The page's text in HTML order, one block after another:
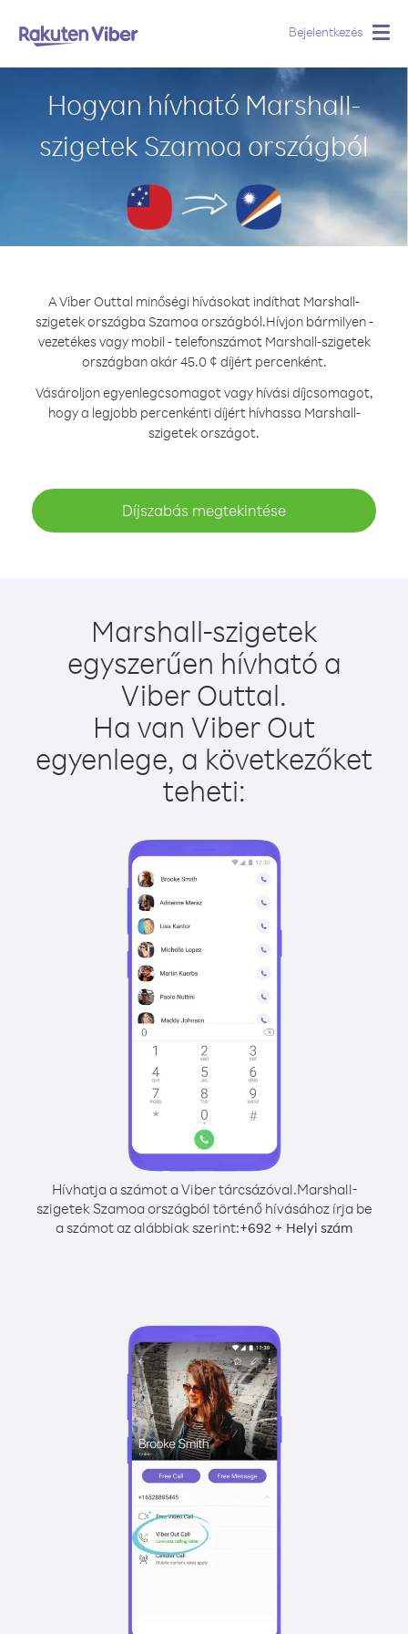
Bejelentkezés
Hogyan hívható Marshall-
szigetek Szamoa országból
A Viber Outtal minőségi hívásokat indíthat Marshall-
szigetek országba Szamoa országból.Hívjon bármilyen -
vezetékes vagy mobil - telefonszámot Marshall-szigetek
országban akár 45.0 ¢ díjért percenként.
Vásároljon egyenlegcsomagot vagy hívási díjcsomagot,
hogy a legjobb percenkénti díjért hívhassa Marshall-
szigetek országot.
Díjszabás megtekintése
Marshall-szigetek
egyszerűen hívható a
Viber Outtal.
Ha van Viber Out
egyenlege, a következőket
teheti:
Hívhatja a számot a Viber tárcsázóval.Marshall-
szigetek Szamoa országból történő hívásához írja be
a számot az alábbiak szerint:+692 + Helyi szám